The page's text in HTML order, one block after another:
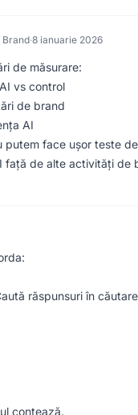
Brand·8 ianuarie 2026
de măsurare:
vs control
de brand
AI
face ușor teste
față de alte activități de
răspunsuri în
contează.